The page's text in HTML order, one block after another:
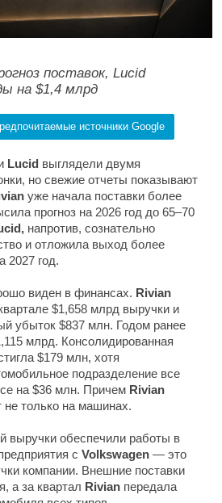
поставок, Lucid
на $1,4 млрд
источники Google
Lucid выглядели двумя
но свежие отчеты показывают
уже начала поставки более
прогноз на 2026 год до 65–70
напротив, сознательно
и отложила выход более
2027 год.
виден в финансах. Rivian
$1,658 млрд выручки и
убыток $837 млн. Годом ранее
млрд. Консолидированная
$179 млн, хотя
подразделение все
на $36 млн. Причем Rivian
не только на машинах.
выручки обеспечили работы в
с Volkswagen — это
компании. Внешние поставки
а за квартал Rivian передала